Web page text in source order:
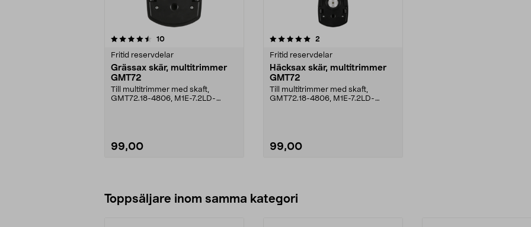
10recensioner
Fritid reservdelar
Grässax skär, multitrimmer
GMT72
Till multitrimmer med skaft,
GMT72.18-4806, M1E-7.2LD-
99,00
5.0av 5 stjärnor 2
Fritid reservdelar
Häcksax skär, multitrimmer
GMT72
Till multitrimmer med skaft,
GMT72.18-4806, M1E-7.2LD-
99,00
Toppsäljare inom samma kategori